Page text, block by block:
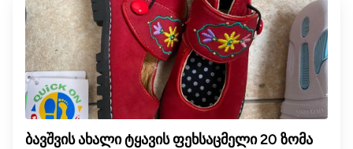
ბავშვის ახალი ტყავის ფეხსაცმელი 20 ზომა